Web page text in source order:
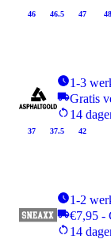
46 46.5 47 48
1-3
Gratis
14
37 37.5 42
1-2
€7,95 -
14